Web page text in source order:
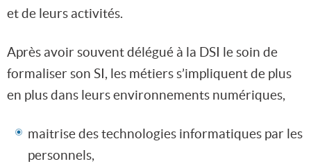
et de leurs activités.
Après avoir souvent délégué à la DSI le soin de
formaliser son SI, les métiers s’impliquent de plus
en plus dans leurs environnements numériques,
maitrise des technologies informatiques par les
personnels,